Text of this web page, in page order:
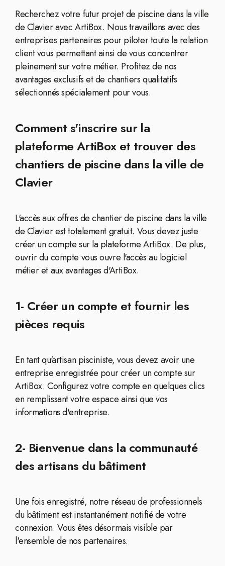
Recherchez votre futur projet de piscine dans la ville
de Clavier avec ArtiBox. Nous travaillons avec des
entreprises partenaires pour piloter toute la relation
client vous permettant ainsi de vous concentrer
pleinement sur votre métier. Profitez de nos
avantages exclusifs et de chantiers qualitatifs
sélectionnés spécialement pour vous.
Comment s'inscrire sur la
plateforme ArtiBox et trouver des
chantiers de piscine dans la ville de
Clavier
L'accès aux offres de chantier de piscine dans la ville
de Clavier est totalement gratuit. Vous devez juste
créer un compte sur la plateforme ArtiBox. De plus,
ouvrir du compte vous ouvre l'accès au logiciel
métier et aux avantages d'ArtiBox.
1- Créer un compte et fournir les
pièces requis
En tant qu'artisan pisciniste, vous devez avoir une
entreprise enregistrée pour créer un compte sur
ArtiBox. Configurez votre compte en quelques clics
en remplissant votre espace ainsi que vos
informations d'entreprise.
2- Bienvenue dans la communauté
des artisans du bâtiment
Une fois enregistré, notre réseau de professionnels
du bâtiment est instantanément notifié de votre
connexion. Vous êtes désormais visible par
l'ensemble de nos partenaires.